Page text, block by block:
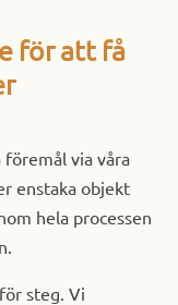
för att få
via våra
enstaka objekt
hela processen
steg. Vi